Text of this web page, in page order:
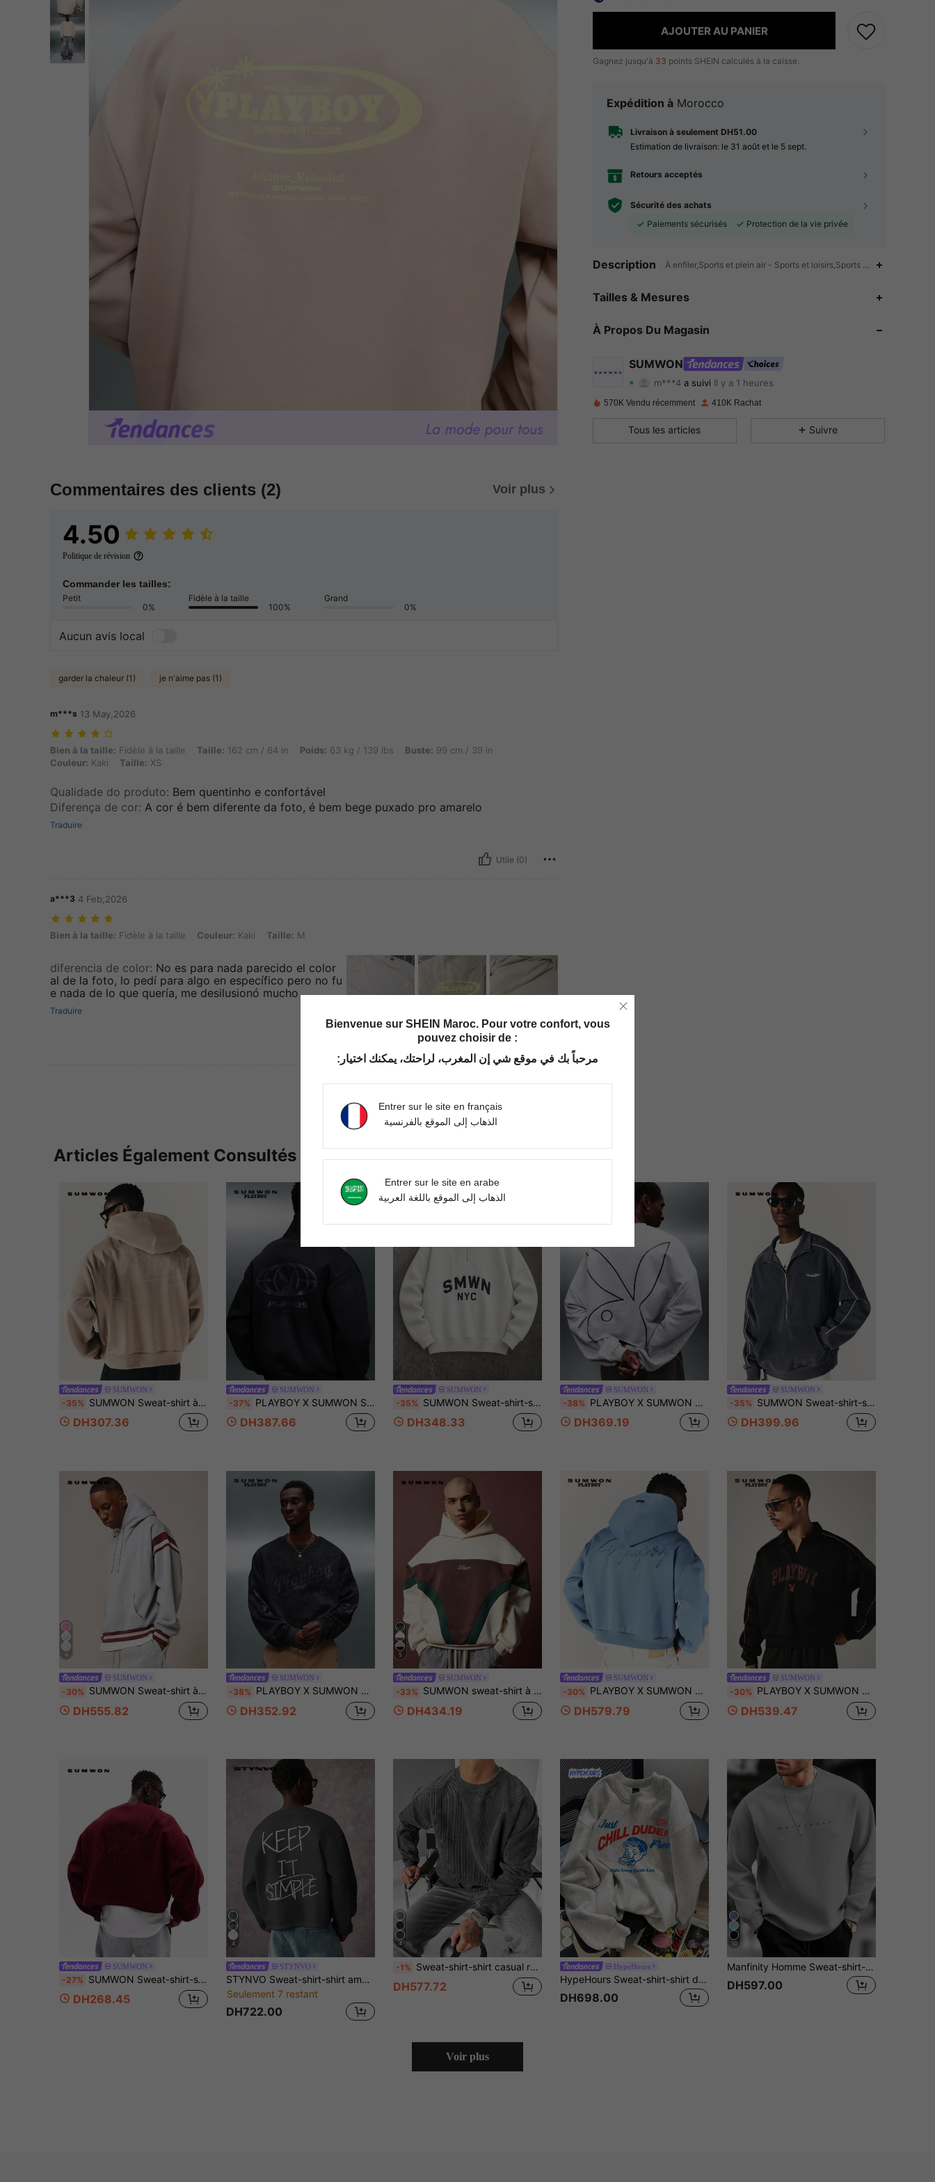
Commentaires des clients (2) Voir plus
4.50
Politique de révision
Commander les tailles:
Petit
0%
Fidèle à la taille
100%
Grand
0%
Aucun avis local
garder la chaleur (1) je n'aime pas (1)
m***s 13 May,2026
Bien à la taille: Fidèle à la taille, Taille: 162 cm / 64 in, Poids: 63 kg / 139 lbs, Buste: 99 cm / 39 in, Couleur: Kaki, Taille: XS
Bien à la taille: Fidèle à la taille Taille: 162 cm / 64 in Poids: 63 kg / 139 lbs Buste: 99 cm / 39 in
Couleur: Kaki Taille: XS
Qualidade do produto: Bem quentinho e confortável
Diferença de cor: A cor é bem diferente da foto, é bem bege puxado pro amarelo
Traduire
Utile (0)
a***3 4 Feb,2026
Bien à la taille: Fidèle à la taille, Couleur: Kaki, Taille: M
Bien à la taille: Fidèle à la taille Couleur: Kaki Taille: M
diferencia de color: No es para nada parecido el color
al de la foto, lo pedí para algo en específico pero no fu
e nada de lo que quería, me desilusionó mucho
Traduire
Utile (0)
AJOUTER AU PANIER
Gagnez jusqu'à 33 points SHEIN calculés à la caisse.
Expédition à Morocco
Livraison à seulement DH51.00
Estimation de livraison: le 31 août et le 5 sept.
Retours acceptés
Sécurité des achats
Paiements sécurisés
Protection de la vie privée
Description À enfiler,Sports et plein air - Sports et loisirs,Sports et plein air -
Tailles & Mesures
À Propos Du Magasin
SUMWON
4.90 9.4K
m***4 a suivi Il y a 1 heures
4.90 9.4K
4.90
570K Vendu récemment 410K Rachat
Tous les articles Suivre
Articles Également Consultés
SUMWON
-35% SUMWON Sweat-shirt à capuche surdimensionné avec imprimé logo cursif au dos, poche centrale, manches longues, style streetwear décontracté pour l'automne et l'hiver
DH307.36
SUMWON
-37% PLAYBOY X SUMWON Sweat-shirt-shirt oversize col rond avec logo imprimé au dos. Pull décontracté à manches longues pour l'automne et l'hiver, confortable.
DH387.66
SUMWON
-35% SUMWON Sweat-shirt-shirt à demi-zip NYC court imprimé texte varsity col montant manches longues pull automne hiver décontracté
DH348.33
SUMWON
-38% PLAYBOY X SUMWON Sweat-shirt-shirt à manches longues coupé pour hommes, coupe ajustée décontractée, Top pull-over
DH369.19
SUMWON
-35% SUMWON Sweat-shirt-shirt oversize coupe boxy Worldwide à demi-zip, col avec liseré contrastant, logo brodé, manches longues, Top pullover
DH399.96
4
SUMWON
-30% SUMWON Sweat-shirt à capuche surdimensionné avec rayure bordeaux contrastée sur les manches et les ourlets, poche centrale, capuche à cordon de serrage, essentiel pour l'automne et l'hiver
DH555.82
SUMWON
-38% PLAYBOY X SUMWON Sweat-shirt-shirt court oversize avec imprimé logo, vêtement décontracté de style urbain, pull à manches longues
DH352.92
5
SUMWON
-33% SUMWON sweat-shirt à capuche de sport rétro blocs de couleurs, streetwear d'hiver, Sweat-shirt vintage d'athlétisme avec capuche à cordon, tenue de détente, entraînement
DH434.19
SUMWON
-30% PLAYBOY X SUMWON Sweat-shirt à capuche surdimensionné avec logo lapin, broderie script au dos et poche centrale, style streetwear décontracté
DH579.79
SUMWON
-30% PLAYBOY X SUMWON Sweat-shirt-shirt court à logo Varsity Arch avec col polo, bordure rose, manches longues, coupe oversize et carrée
DH539.47
SUMWON
-27% SUMWON Sweat-shirt-shirt col rond ajusté couleur bordeaux avec broderie script pour un style casual de rue
DH268.45
4
STYNVO
STYNVO Sweat-shirt-shirt ample à manches longues et encolure dégagée pour hommes avec imprimé au dos. Sweat-shirt-shirt gris. Sweat-shirt-shirt graphique pour hommes Y2K. Sweat-shirt-shirt surdimensionné et court imprimé pour hommes
Seulement 7 restant
DH722.00
4
-1% Sweat-shirt-shirt casual rétro en velours côtelé pour hommes, convient pour l'automne/l'hiver
DH577.72
HypeHours
HypeHours Sweat-shirt-shirt décontracté à manches longues avec imprimé lettres, col rond, doublure thermique pour hommes. Sweat-shirt-shirt à col ras du cou avec graphique gris clair, idéal pour les sorties. Cadeau pour les amis, le mari, le petit ami. Pour l'automne et l'hiver.
DH698.00
10
Manfinity Homme Sweat-shirt-shirt décontracté à manches longues avec imprimé lettres, col rond pour hommes. Sweat-shirt-shirt gris d'automne/hiver, Sweat-shirt-shirt à manches longues, Sweat-shirt-shirt décontracté, Top gris pour hommes Old Money. Idéal pour les loisirs quotidiens, les week-ends, les activités de plein air, les voyages, les environnements de travail décontractés ou les occasions semi-formelles. Cadeau pour petit ami/mari, cadeau d'anniversaire, Noël
DH597.00
Voir plus
Bienvenue sur SHEIN Maroc. Pour votre confort, vous
pouvez choisir de :
مرحباً بك في موقع شي إن المغرب، لراحتك، يمكنك اختيار:
Entrer sur le site en français
الذهاب إلى الموقع بالفرنسية
Entrer sur le site en arabe
الذهاب إلى الموقع باللغة العربية